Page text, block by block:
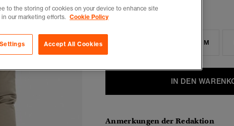
Auswählen Größe:
M
IN DEN
Anmerkungen der Redaktion
to the storing of cookies on your device to enhance site
our marketing efforts. Cookie Policy
Accept All Cookies